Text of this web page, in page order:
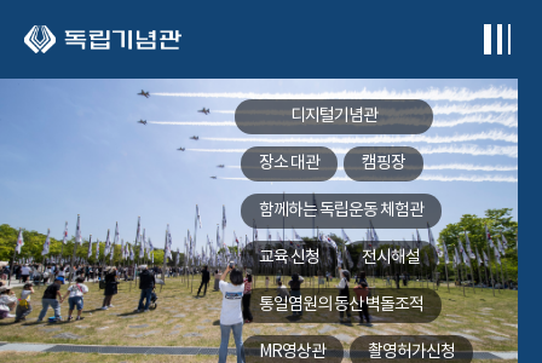
디지털기념관
장소 대관 캠핑장
함께하는독립운동 체험관
교육 신청 전시해설
통일염원의 동산벽돌조적
MR영상관 촬영허가신청